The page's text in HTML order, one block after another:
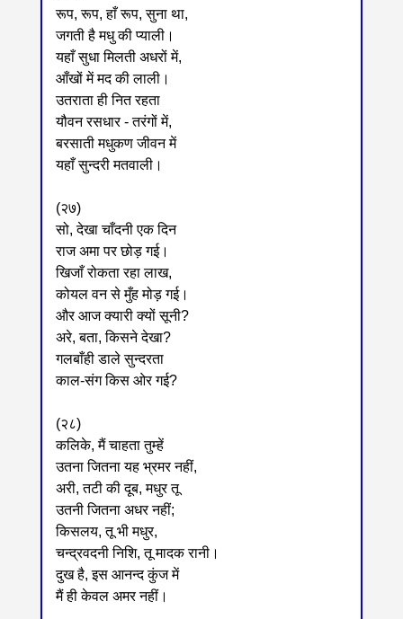
रूप, रूप, हाँ रूप, सुना था,
जगती है मधु की प्याली।
यहाँ सुधा मिलती अधरों में,
आँखों में मद की लाली।
उतराता ही नित रहता
यौवन रसधार - तरंगों में,
बरसाती मधुकण जीवन में
यहाँ सुन्दरी मतवाली।
(२७)
सो, देखा चाँदनी एक दिन
राज अमा पर छोड़ गई।
खिजाँ रोकता रहा लाख,
कोयल वन से मुँह मोड़ गई।
और आज क्यारी क्यों सूनी?
अरे, बता, किसने देखा?
गलबाँही डाले सुन्दरता
काल-संग किस ओर गई?
(२८)
कलिके, मैं चाहता तुम्हें
उतना जितना यह भ्रमर नहीं,
अरी, तटी की दूब, मधुर तू
उतनी जितना अधर नहीं;
किसलय, तू भी मधुर,
चन्द्रवदनी निशि, तू मादक रानी।
दुख है, इस आनन्द कुंज में
मैं ही केवल अमर नहीं।